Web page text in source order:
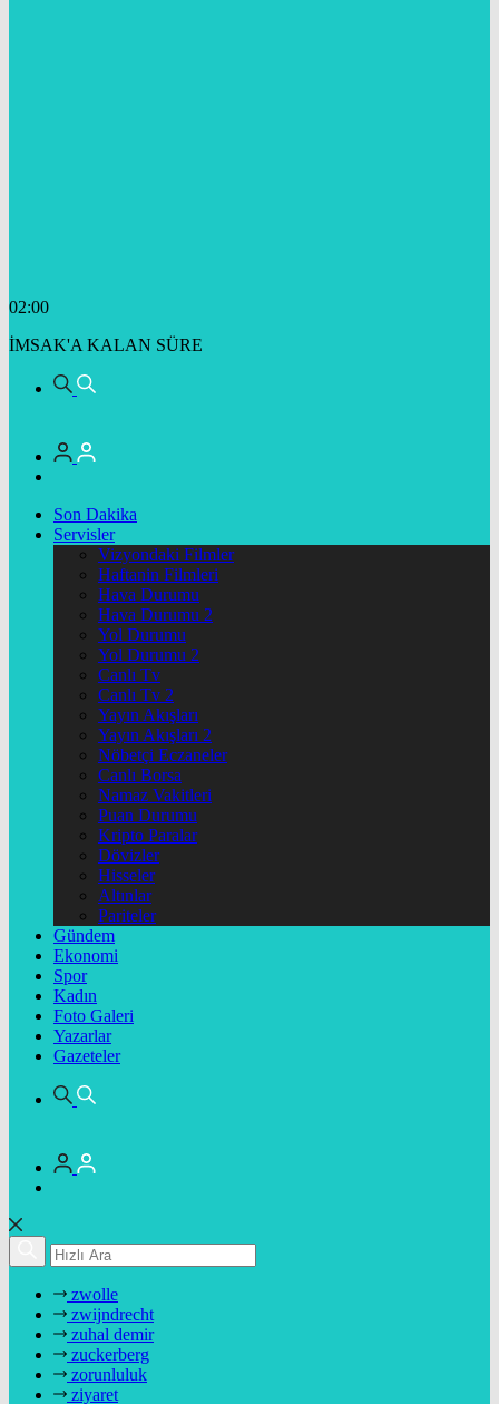
02:00
İMSAK'A KALAN SÜRE
Son Dakika
Servisler
Vizyondaki Filmler
Haftanin Filmleri
Hava Durumu
Hava Durumu 2
Yol Durumu
Yol Durumu 2
Canlı Tv
Canlı Tv 2
Yayın Akışları
Yayın Akışları 2
Nöbetçi Eczaneler
Canlı Borsa
Namaz Vakitleri
Puan Durumu
Kripto Paralar
Dövizler
Hisseler
Altınlar
Pariteler
Gündem
Ekonomi
Spor
Kadın
Foto Galeri
Yazarlar
Gazeteler
zwolle
zwijndrecht
zuhal demir
zuckerberg
zorunluluk
ziyaret